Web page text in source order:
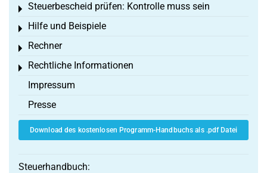
Steuerbescheid prüfen: Kontrolle muss sein
Toggle menu
Hilfe und Beispiele
Toggle menu
Rechner
Toggle menu
Rechtliche Informationen
Toggle menu
Impressum
Presse
Download des kostenlosen Programm-Handbuchs als .pdf Datei
Steuerhandbuch: